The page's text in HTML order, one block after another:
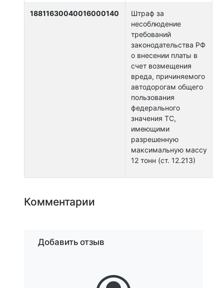
18811630040016000140
Штраф за
несоблюдение
требований
законодательства РФ
о внесении платы в
счет возмещения
вреда, причиняемого
автодорогам общего
пользования
федерального
значения ТС,
имеющими
разрешенную
максимальную массу
12 тонн (ст. 12.213)
Комментарии
Добавить отзыв